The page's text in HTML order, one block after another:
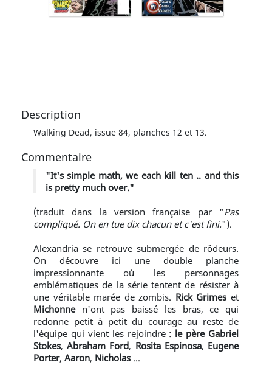
Description
Walking Dead, issue 84, planches 12 et 13.
Commentaire
"It's simple math, we each kill ten .. and this
is pretty much over."
(traduit dans la version française par "Pas
compliqué. On en tue dix chacun et c'est fini.").
Alexandria se retrouve submergée de rôdeurs.
On découvre ici une double planche
impressionnante où les personnages
emblématiques de la série tentent de résister à
une véritable marée de zombis. Rick Grimes et
Michonnen'ont pas baissé les bras, ce qui
redonne petit à petit du courage au reste de
l'équipe qui vient les rejoindre : le père Gabriel
Stokes,Abraham Ford, Rosita Espinosa, Eugene
Porter, Aaron, Nicholas ...